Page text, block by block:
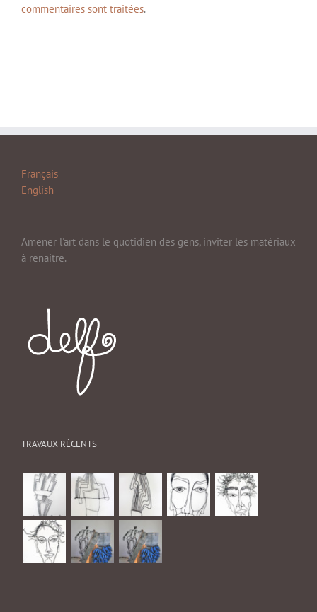
commentaires sont traitées.
Français
English
Amener l'art dans le quotidien des gens, inviter les matériaux
à renaître.
TRAVAUX RÉCENTS